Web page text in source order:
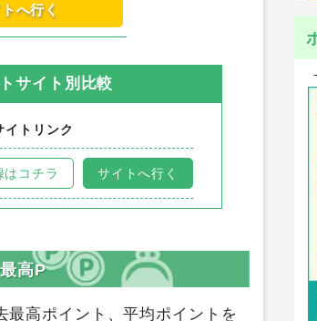
へ行く
サイト別比較
イトリンク
はコチラ サイトへ行く